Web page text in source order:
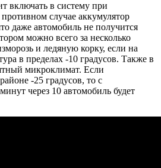
включать в систему при
случае аккумулятор
даже автомобиль не получится
можно всего за несколько
и ледяную корку, если на
в пределах -10 градусов. Также в
микроклимат. Если
-25 градусов, то с
через 10 автомобиль будет